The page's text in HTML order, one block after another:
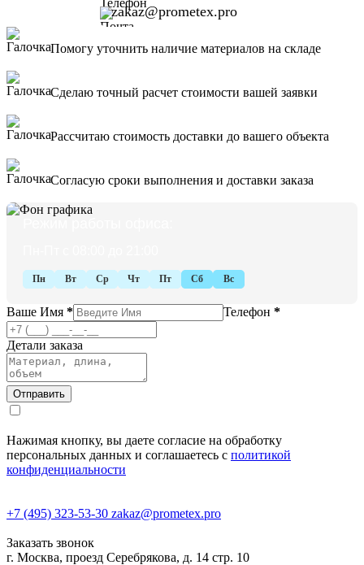
zakaz@prometex.pro
Ваше Имя * Телефон *
Детали заказа
Нажимая кнопку, вы даете согласие на обработку
персональных данных и соглашаетесь с политикой
конфиденциальности
Помогу уточнить наличие материалов на складе
Сделаю точный расчет стоимости вашей заявки
Рассчитаю стоимость доставки до вашего объекта
Согласую сроки выполнения и доставки заказа
Пн Вт Ср Чт Пт Сб Вс
+7 (495) 323-53-30 zakaz@prometex.pro
Заказать звонок
г. Москва, проезд Серебрякова, д. 14 стр. 10